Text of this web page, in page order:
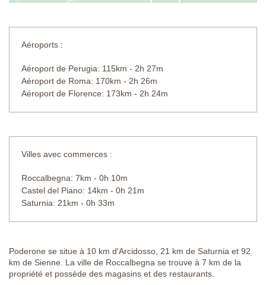
Aéroports :
Aéroport de Perugia: 115km - 2h 27m
Aéroport de Roma: 170km - 2h 26m
Aéroport de Florence: 173km - 2h 24m
Villes avec commerces :
Roccalbegna: 7km - 0h 10m
Castel del Piano: 14km - 0h 21m
Saturnia: 21km - 0h 33m
Poderone se situe à 10 km d'Arcidosso, 21 km de Saturnia et 92
km de Sienne. La ville de Roccalbegna se trouve à 7 km de la
propriété et possède des magasins et des restaurants.